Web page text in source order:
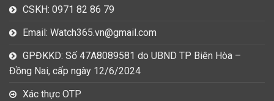
Thổ Nhĩ Kỳ Thụy Sỹ
27
Ý
CSKH: 0971 82 86 79
Email: Watch365.vn@gmail.com
GPĐKKD: Số 47A8089581 do UBND TP Biên Hòa –
Đồng Nai, cấp ngày 12/6/2024
Xác thực OTP